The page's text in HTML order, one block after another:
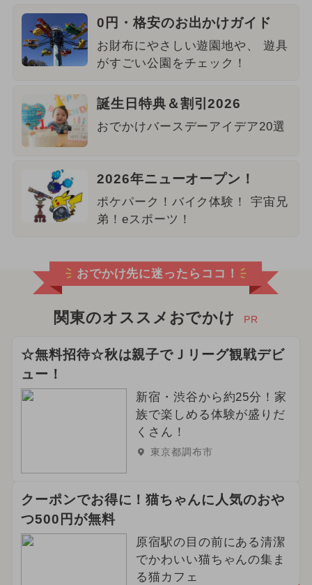
0円・格安のお出かけガイド
お財布にやさしい遊園地や、 遊具
がすごい公園をチェック！
誕生日特典＆割引2026
おでかけバースデーアイデア20選
2026年ニューオープン！
ポケパーク！バイク体験！ 宇宙兄
弟！eスポーツ！
おでかけ先に迷ったらココ！
関東のオススメおでかけ PR
☆無料招待☆秋は親子でＪリーグ観戦デビ
ュー！
新宿・渋谷から約25分！家
族で楽しめる体験が盛りだ
くさん！
東京都調布市
クーポンでお得に！猫ちゃんに人気のおや
つ500円が無料
原宿駅の目の前にある清潔
でかわいい猫ちゃんの集ま
る猫カフェ